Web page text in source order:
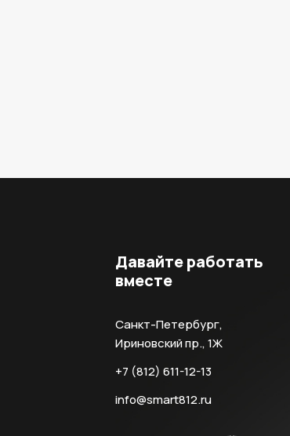
Давайте работать
вместе
Санкт-Петербург,
Ириновский пр., 1Ж
+7 (812) 611-12-13
info@smart812.ru